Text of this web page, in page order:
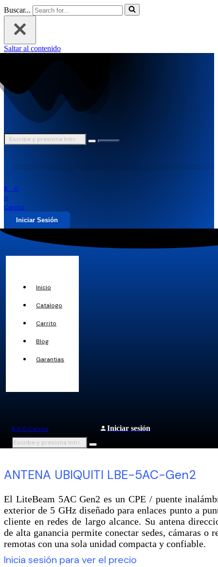
Buscar...
Saltar al contenido
$ 0
0
Carrito
Iniciar Sesión
Inicio
Catalogo
Carrito
Blog
Garantias
$ 0 0 Carrito Iniciar sesión
ANTENA UBIQUITI LBE-5AC-Gen2
El LiteBeam 5AC Gen2 es un CPE / puente
exterior de 5 GHz diseñado para enlaces punto a
cliente en redes de largo alcance. Su antena
de alta ganancia permite conectar sedes, cámaras o
remotas con una sola unidad compacta y confiable.
Inicia sesión para ver el precio